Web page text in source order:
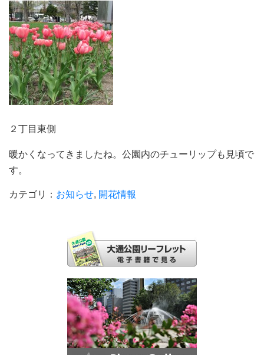
２丁目東側
暖かくなってきましたね。公園内のチューリップも見頃で
す。
カテゴリ： お知らせ, 開花情報